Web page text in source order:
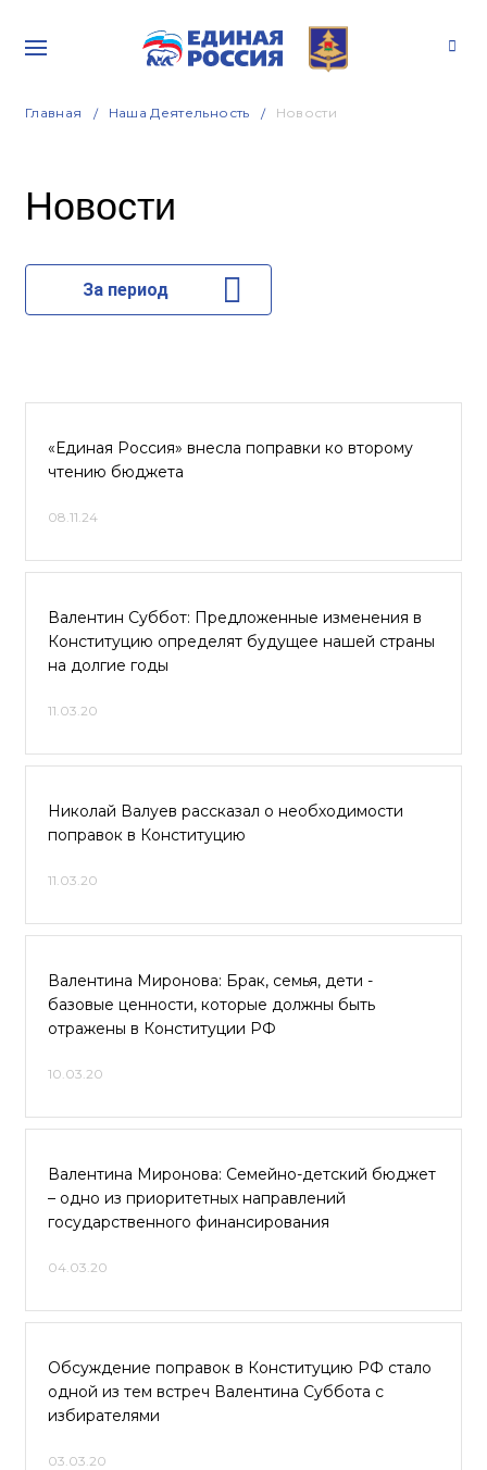
Главная Наша Деятельность Новости
Новости
За период
«Единая Россия» внесла поправки ко второму
чтению бюджета
08.11.24
Валентин Суббот: Предложенные изменения в
Конституцию определят будущее нашей страны
на долгие годы
11.03.20
Николай Валуев рассказал о необходимости
поправок в Конституцию
11.03.20
Валентина Миронова: Брак, семья, дети -
базовые ценности, которые должны быть
отражены в Конституции РФ
10.03.20
Валентина Миронова: Семейно-детский бюджет
– одно из приоритетных направлений
государственного финансирования
04.03.20
Обсуждение поправок в Конституцию РФ стало
одной из тем встреч Валентина Суббота с
избирателями
03.03.20